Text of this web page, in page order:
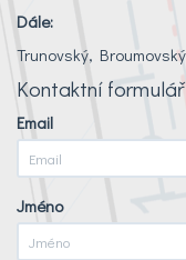
Dále:
Trunovský,
Kontaktní formulář
Email
Jméno